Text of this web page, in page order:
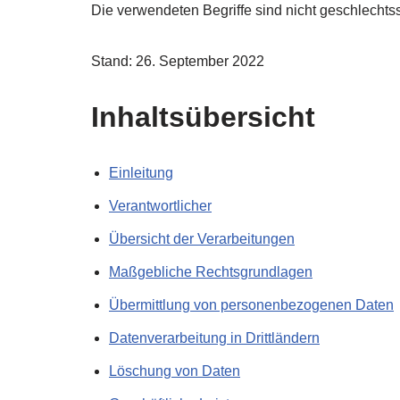
Die verwendeten Begriffe sind nicht
Stand: 26. September 2022
Inhaltsübersicht
Einleitung
Verantwortlicher
Übersicht der Verarbeitungen
Maßgebliche Rechtsgrundlagen
Übermittlung von personenbezogenen Daten
Datenverarbeitung in Drittländern
Löschung von Daten